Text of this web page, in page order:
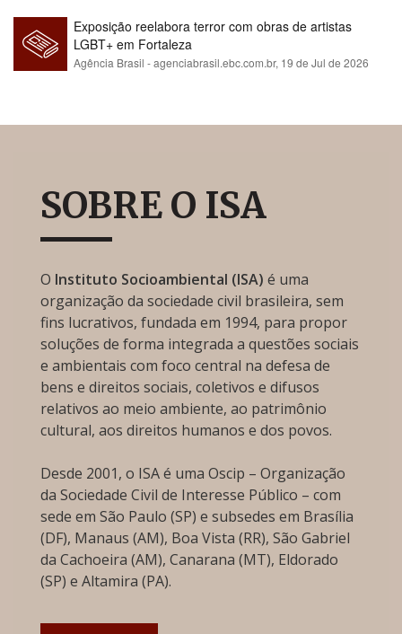
Exposição reelabora terror com obras de artistas
LGBT+ em Fortaleza
Agência Brasil - agenciabrasil.ebc.com.br, 19 de Jul de 2026
SOBRE O ISA
O Instituto Socioambiental (ISA) é uma
organização da sociedade civil brasileira, sem
fins lucrativos, fundada em 1994, para propor
soluções de forma integrada a questões sociais
e ambientais com foco central na defesa de
bens e direitos sociais, coletivos e difusos
relativos ao meio ambiente, ao patrimônio
cultural, aos direitos humanos e dos povos.
Desde 2001, o ISA é uma Oscip – Organização
da Sociedade Civil de Interesse Público – com
sede em São Paulo (SP) e subsedes em Brasília
(DF), Manaus (AM), Boa Vista (RR), São Gabriel
da Cachoeira (AM), Canarana (MT), Eldorado
(SP) e Altamira (PA).